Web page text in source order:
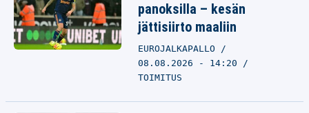
panoksilla – kesän
jättisiirto maaliin
EUROJALKAPALLO
08.08.2026 - 14:20
TOIMITUS